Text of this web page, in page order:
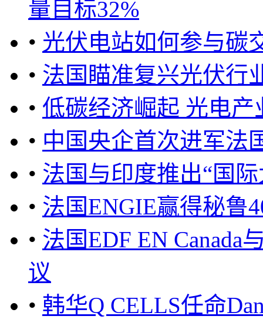
量目标32%
• 光伏电站如何参与碳
• 法国瞄准复兴光伏行
• 低碳经济崛起 光电
• 中国央企首次进军法
• 法国与印度推出“国
• 法国ENGIE赢得秘鲁
• 法国EDF EN Canada
议
• 韩华Q CELLS任命